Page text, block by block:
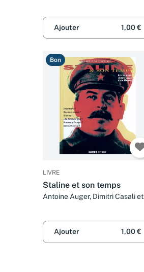
Ajouter
1,00 €
Bon
LIVRE
Staline et son temps
Antoine Auger, Dimitri Casali et
Ajouter 1,00 €